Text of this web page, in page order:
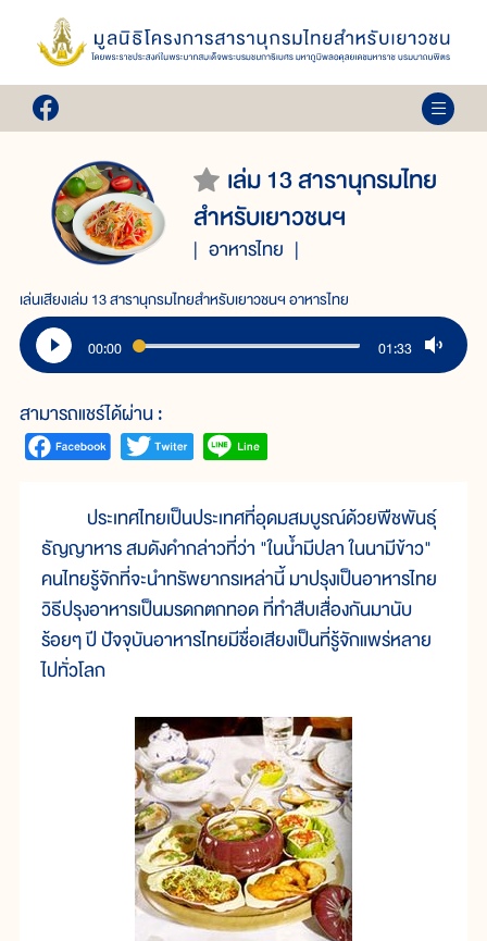
เล่ม 13 สารานุกรมไทย
สำหรับเยาวชนฯ
อาหารไทย
เล่นเสียงเล่ม 13 สารานุกรมไทยสำหรับเยาวชนฯ อาหารไทย
00:00 01:33
สามารถแชร์ได้ผ่าน :
ประเทศไทยเป็นประเทศที่อุดมสมบูรณ์ด้วยพืชพันธุ์
ธัญญาหาร สมดังคำกล่าวที่ว่า "ในน้ำมีปลา ในนามีข้าว"
คนไทยรู้จักที่จะนำทรัพยากรเหล่านี้ มาปรุงเป็นอาหารไทย
วิธีปรุงอาหารเป็นมรดกตกทอด ที่ทำสืบเสื่องกันมานับ
ร้อยๆ ปี ปัจจุบันอาหารไทยมีชื่อเสียงเป็นที่รู้จักแพร่หลาย
ไปทั่วโลก